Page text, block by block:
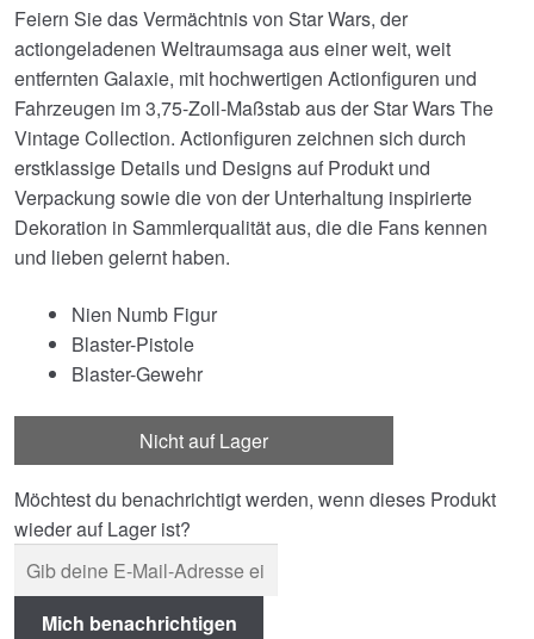
Feiern Sie das Vermächtnis von Star Wars, der
actiongeladenen Weltraumsaga aus einer weit, weit
entfernten Galaxie, mit hochwertigen Actionfiguren und
Fahrzeugen im 3,75-Zoll-Maßstab aus der Star Wars The
Vintage Collection. Actionfiguren zeichnen sich durch
erstklassige Details und Designs auf Produkt und
Verpackung sowie die von der Unterhaltung inspirierte
Dekoration in Sammlerqualität aus, die die Fans kennen
und lieben gelernt haben.
Nien Numb Figur
Blaster-Pistole
Blaster-Gewehr
Nicht auf Lager
Möchtest du benachrichtigt werden, wenn dieses Produkt
wieder auf Lager ist?
Mich benachrichtigen